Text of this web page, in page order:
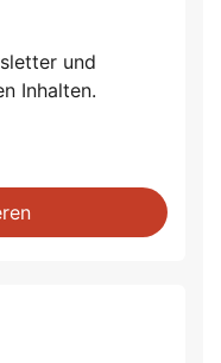
und
Inhalten.